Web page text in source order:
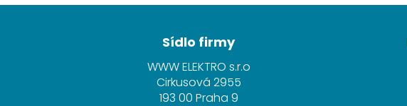
Sídlo firmy
WWW ELEKTRO s.r.o
Cirkusová 2955
193 00 Praha 9